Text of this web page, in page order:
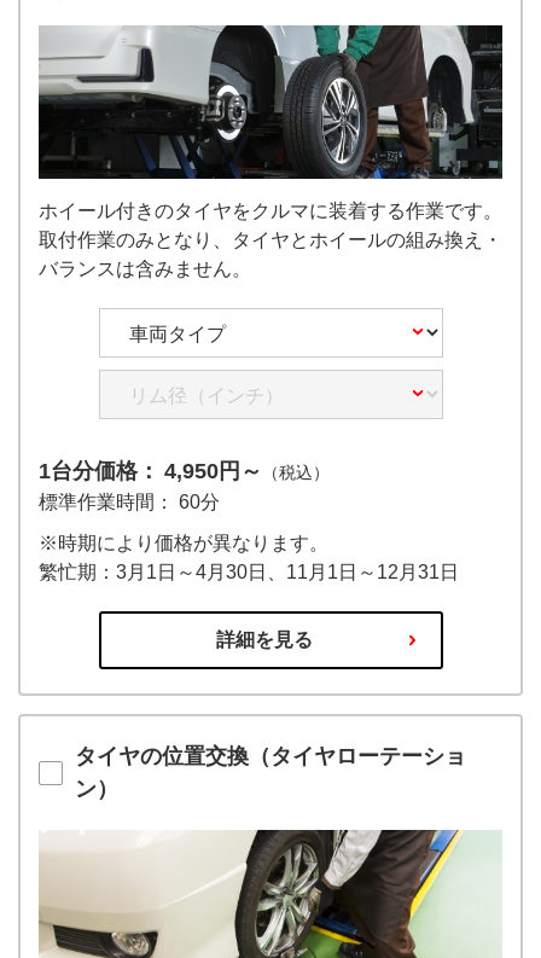
ホイール付きのタイヤをクルマに装着する作業です。
取付作業のみとなり、タイヤとホイールの組み換え・
バランスは含みません。
1台分価格： 4,950円～ （税込）
標準作業時間： 60分
※時期により価格が異なります。
繁忙期：3月1日～4月30日、11月1日～12月31日
詳細を見る
タイヤの位置交換（タイヤローテーショ
ン）